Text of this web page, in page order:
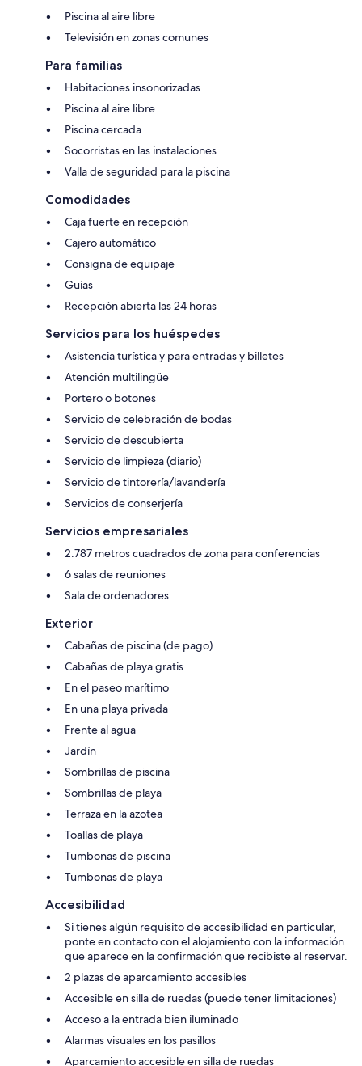
Piscina al aire libre
Televisión en zonas comunes
Para familias
Habitaciones insonorizadas
Piscina al aire libre
Piscina cercada
Socorristas en las instalaciones
Valla de seguridad para la piscina
Comodidades
Caja fuerte en recepción
Cajero automático
Consigna de equipaje
Guías
Recepción abierta las 24 horas
Servicios para los huéspedes
Asistencia turística y para entradas y billetes
Atención multilingüe
Portero o botones
Servicio de celebración de bodas
Servicio de descubierta
Servicio de limpieza (diario)
Servicio de tintorería/lavandería
Servicios de conserjería
Servicios empresariales
2.787 metros cuadrados de zona para conferencias
6 salas de reuniones
Sala de ordenadores
Exterior
Cabañas de piscina (de pago)
Cabañas de playa gratis
En el paseo marítimo
En una playa privada
Frente al agua
Jardín
Sombrillas de piscina
Sombrillas de playa
Terraza en la azotea
Toallas de playa
Tumbonas de piscina
Tumbonas de playa
Accesibilidad
Si tienes algún requisito de accesibilidad en particular,
ponte en contacto con el alojamiento con la información
que aparece en la confirmación que recibiste al reservar.
2 plazas de aparcamiento accesibles
Accesible en silla de ruedas (puede tener limitaciones)
Acceso a la entrada bien iluminado
Alarmas visuales en los pasillos
Aparcamiento accesible en silla de ruedas